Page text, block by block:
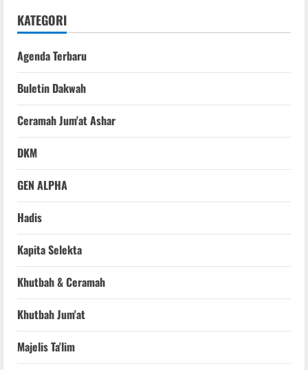
KATEGORI
Agenda Terbaru
Buletin Dakwah
Ceramah Jum'at Ashar
DKM
GEN ALPHA
Hadis
Kapita Selekta
Khutbah & Ceramah
Khutbah Jum'at
Majelis Ta'lim